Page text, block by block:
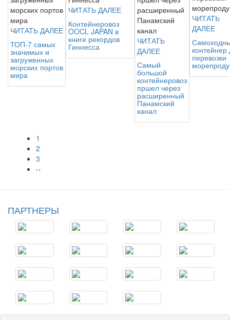
ЧИТАТЬ ДАЛЕЕ
ТОП-7 самых
значимых и
загруженных
морских портов
мира
ЧИТАТЬ ДАЛЕЕ
Контейнеровоз
OOCL JAPAN в
книге рекордов
Гиннесса
ЧИТАТЬ
ДАЛЕЕ
Самый
большой
контейнеровоз
пршел через
расширенный
Панамский
канал
ЧИТАТЬ
ДАЛЕЕ
контейнер
перевозки
1
2
3
››
ПАРТНЕРЫ